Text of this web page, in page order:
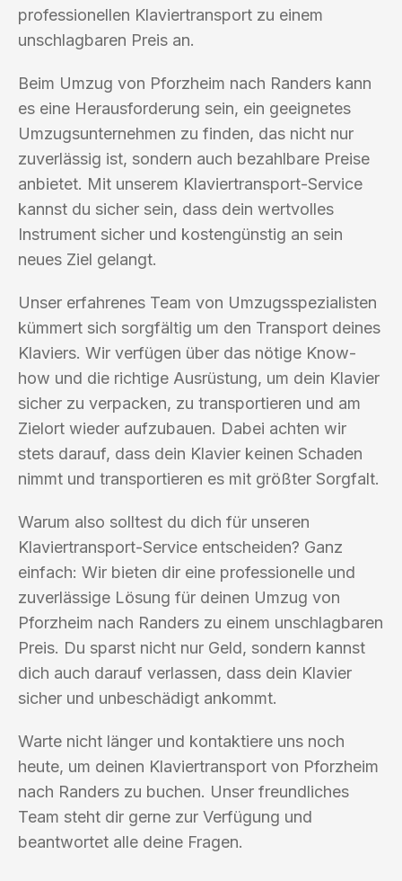
professionellen Klaviertransport zu einem
unschlagbaren Preis an.
Beim Umzug von Pforzheim nach Randers kann
es eine Herausforderung sein, ein geeignetes
Umzugsunternehmen zu finden, das nicht nur
zuverlässig ist, sondern auch bezahlbare Preise
anbietet. Mit unserem Klaviertransport-Service
kannst du sicher sein, dass dein wertvolles
Instrument sicher und kostengünstig an sein
neues Ziel gelangt.
Unser erfahrenes Team von Umzugsspezialisten
kümmert sich sorgfältig um den Transport deines
Klaviers. Wir verfügen über das nötige Know-
how und die richtige Ausrüstung, um dein Klavier
sicher zu verpacken, zu transportieren und am
Zielort wieder aufzubauen. Dabei achten wir
stets darauf, dass dein Klavier keinen Schaden
nimmt und transportieren es mit größter Sorgfalt.
Warum also solltest du dich für unseren
Klaviertransport-Service entscheiden? Ganz
einfach: Wir bieten dir eine professionelle und
zuverlässige Lösung für deinen Umzug von
Pforzheim nach Randers zu einem unschlagbaren
Preis. Du sparst nicht nur Geld, sondern kannst
dich auch darauf verlassen, dass dein Klavier
sicher und unbeschädigt ankommt.
Warte nicht länger und kontaktiere uns noch
heute, um deinen Klaviertransport von Pforzheim
nach Randers zu buchen. Unser freundliches
Team steht dir gerne zur Verfügung und
beantwortet alle deine Fragen.